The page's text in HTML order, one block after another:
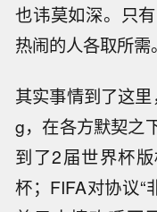
也讳莫如深。只
热闹的人各取所需。
其实事情到了这
g，在各方默契之
到了2届世界杯
杯；FIFA对协议“